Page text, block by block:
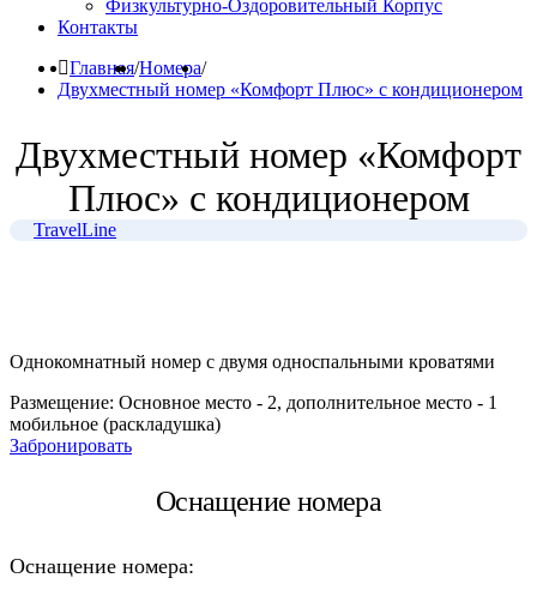
Физкультурно-Оздоровительный Корпус
Контакты
Главная/Номера/
Двухместный номер «Комфорт Плюс» с кондиционером
Двухместный номер «Комфорт
Плюс» с кондиционером
TravelLine
Однокомнатный номер с двумя односпальными кроватями
Размещение: Основное место - 2, дополнительное место - 1
мобильное (раскладушка)
Забронировать
Оснащение номера
Оснащение номера: